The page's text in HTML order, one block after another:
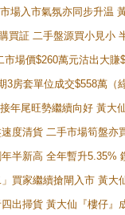
場入市氣氛亦同步升温
買証 二手盤源買小見小
場價$260萬元沽出大賺
3房套單位成交$558萬（
年尾旺勢繼續向好 黃
度清貨 二手市場筍盤
半新高 全年暫升5.35%
買家繼續搶閘入市 黃
出掃貨 黃大仙『樓仔